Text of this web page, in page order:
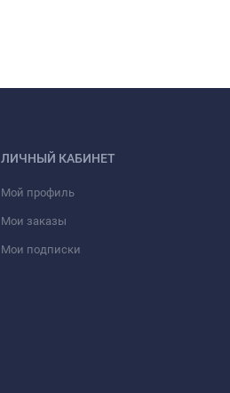
ЛИЧНЫЙ КАБИНЕТ
Мой профиль
Мои заказы
Мои подписки